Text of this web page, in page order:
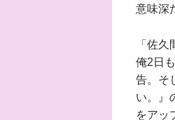
意味深
「佐
俺2日
告。そ
い。』
をアッ